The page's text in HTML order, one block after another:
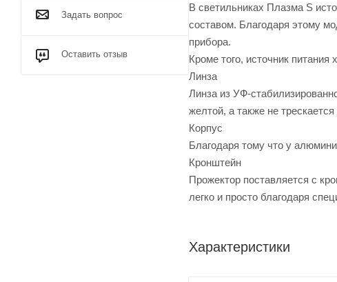
В светильниках Плазма S
составом. Благодаря этому
прибора.
Кроме того, источник
Линза
Линза из УФ-
желтой, а также не
Корпус
Благодаря тому что у
Кронштейн
Прожектор поставляется с
легко и просто благодаря
Характеристики
Задать вопрос
Оставить отзыв